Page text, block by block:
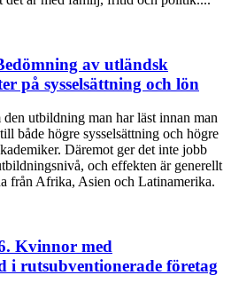
av utländsk
på sysselsättning och lön
utbildning man har läst innan man
både högre sysselsättning och högre
Däremot ger det inte jobb
och effekten är generellt
från Afrika, Asien och Latinamerika.
Kvinnor med
rutsubventionerade företag